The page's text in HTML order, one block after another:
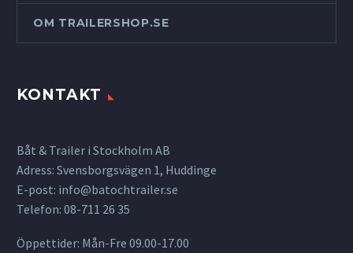
OM TRAILERSHOP.SE
KONTAKT
Båt & Trailer i Stockholm AB
Adress: Svensborgsvägen 1, Huddinge
E-post: info@batochtrailer.se
Telefon: 08-711 26 35
Öppettider: Mån-Fre 09.00-17.00